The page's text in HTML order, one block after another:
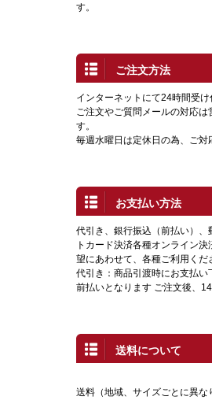
す。
ご注文方法
インターネットにて24時間受
ご注文やご質問メールの対応
す。
毎週水曜日は定休日の為、ご対
お支払い方法
代引き、銀行振込（前払い）
トカード決済各種オンライン
望にあわせて、各種ご利用くだ
代引き：商品引渡時にお支払
前払いとなります ご注文後、
送料について
送料（地域、サイズごとに異な